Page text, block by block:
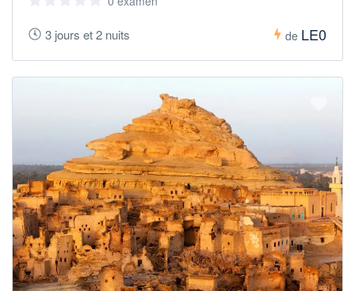
3 jours et 2 nuits de LE0